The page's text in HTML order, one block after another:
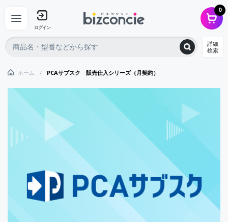
ログイン
0
詳細
検索
ホーム PCAサブスク 販売仕入シリーズ（月契約）